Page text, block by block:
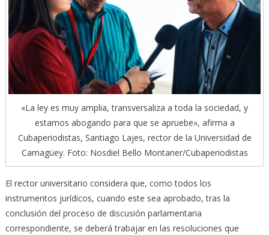
«La ley es muy amplia, transversaliza a toda la sociedad, y
estamos abogando para que se apruebe», afirma a
Cubaperiodistas, Santiago Lajes, rector de la Universidad de
Camagüey. Foto: Nosdiel Bello Montaner/Cubaperiodistas
El rector universitario considera que, como todos los
instrumentos jurídicos, cuando este sea aprobado, tras la
conclusión del proceso de discusión parlamentaria
correspondiente, se deberá trabajar en las resoluciones que